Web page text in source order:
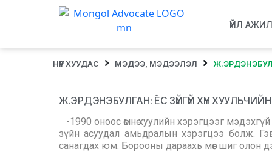
ҮЙЛ
НҮҮР ХУУДАС МЭДЭЭ, МЭДЭЭЛЭЛ
Ж.ЭРДЭНЭБУЛГАН: ЁС ЗҮЙГҮЙ ХҮН
-1990 оноос өмнө хуулийн хэрэгцээг мэдэхгүй амьдралаа өнгөрөөдөг хүмүүс байдаг байлаа. Одоо бол хууль эрх зүйн асуудал амьдралын хэрэгцээ болж. Гэвч энэ хэрэгцээгээ давсан хуульчид бий болж байх шиг санагдах юм. Борооны дараахь мөөг шиг олон дээд сургууль бий болжээ. Та энэ асуудлыг юу гэж дүгнэдэг вэ? Юуны өмнө олны унших дуртай долоо хоног тутмын “Open door” сонины унишигч олон та бүхэнд энэ өдрийн мэнд дэвшүүлье. Та 90-ээд оны асуудлыг асуултандаа хөндлөө. Би тэр үеийн оюутан. Тухайн үеийн хууль зүйн сургуулийн онцлог, хууль эрх зүйн асуудлын нийгмийн хэрэгцээ ямар байсныг өнөөдөртэй харьцуулах аргагүй. Жишээлбэл, Монгол Улсын Засгийн газрын 1994 оны 2 дугаар сарын 18-ны өдөр “Хууль зүйн мэргэжлийн боловсон хүчин бэлтгэх, давтан сургах арга хэмжээний тухай” 46 дугаар тогтоолоор тус улсад хууль зүйн мэргэжлийн боловсон хүчин бэлтгэх одоогийн тогтолцоог өөрчлөн шинэчлэх,өргөжүүлэх чиглэл удирдамж өгсөн юм. Энэ дагуу 1994 оны 2 дугаар сарын 28-ны өдөр Монгол Улсын Шинжлэх Ухаан Боловсролын сайд, Монгол Улсын Хууль зүйн сайдын “Хууль зүйн дээд сургууль байгуулах тухай” 53/27 дугаар тоот хамтарсан тушаал гарч, МУҮИС, ШУА-ийн дундын Хууль зүйн сургалт-эрдэм шинжилгээний хүрээлэн, Хууль зүйн Яамны дэргэдэх хууль судлалын төвийг нэгтгэн хууль зүйн эрдэм шинжилгээ, сургалт, хуульчдын мэргэжил дээшлүүлэх үндсэн үүрэг бүхий Хууль зүйн дээд сургуулийг МУИС-ийн бүрэлдэхүүн сургууль болгох шийдвэр гарч дээд боловсролтой хуульчдын бэлтгэх асуудалд онцгой анхаарсан. Үүнээс өмнө МУИС-ын Нийгмийн ухааны факультетийн хуулийн тэнхимд дээд мэргэжилтэй эрх зүйчдийг бэлтгэдэг байлаа шүү дээ. Манай сургууль чинь дээд боловсролтой, эрх зүйч мэргэжилтэн бэлтгээд 58 жил болж байна. -Таны болон Таны өмнөх үед Монгол улс даяараа хууль эрх зүйн дээд мэргэжил эзэмших гээд нэг ангид 30 орчим л оюутан байдаг байсан гэсэн үг үү? -Тийм. Манай ангид гэхэд л аймаг бүрээс ирсэн 20 гаруй оюутан байсан. Гэхдээ бидний өмнөх төгсөлтийн ангиуд мөрдөн, аж ахуйн анги гээд 30, 40 оюутан байдаг байсан юм билээ. -Хууль эрх зүйн мэдлэгийн хэрэгцээ бага байж. Гэхдээ чамгүй олон оюутан гадаад сурдаг байсан байх… -Харин тийм. Би яг наадахь асуудлыг чинь ярих гэж байлаа.(инээв.) Тухайн үед хуульч мэргэжлээр дотооддоо мэргэжилтэн бэлтгэдэг ганц сургууль нь МУИС байсан. Мөн Хууль цаазны дунд сургуульд хуульчдыг бэлтгэж байв. 1970, 80-аад оны хуульчдын маань нилээд хувь нь энэ сургуулийн төгсөгчид. Тусгай дунд боловсролтой шүүгч, прокурор, өмгөөлөгчид олон байдаг байв. Ийм учраас бодлогоор энэ тусгай дунд боловсролтой хүмүүсээ дээд мэргэжилтэй болгохыг төр засаг дэмжиж Хууль цаазын дунд сургууль төгссөн хүмүүсээ их сургуульд 2,5 жилээр дахин суралцуулж дээд боловсрол олгохоор олны ярьдагаар түргэний анги гэдгийг нээсэн. Ингэж дүйцүүлж сургасны үр дүнд дээд боловсролтой хуульчид төрж гарч байв. Мөн үүний зэрэгцээ тухайн үеийн Зөвлөлт Холбоот улс болон дотоодод одоогийн Хууль Сахиулах Их сургуулиуд хуульчдыг бөөнөөр нь бэлтгэдэг байв. Ингэж хуулийн систем маань хуульчдаар хангагдаж ирсэн. Өнөөдрийн нийгэмд хуульчдын хэрэгцээ хангагдсан уу? Манай улсад хуульч хангалттай учир олон хуульч бэлтгэх шаардлагагүй, зах зээл хангагдаж, ажлын байр нь ховордлоо гэдэг. Энэ нь 2 талтай. Үнэхээр энэ мэргэжлээр сураад цаашид сайн мэргэжилтэн болох хүсэл зорилготой нэг хэсэг бий. Нөгөө талд нь эрх зүйт нийгэмд хувь хүн өөрөө хууль зүйн мэдлэгтэй болоё гэдэг асуудал давхар тавигддаг. Заавал шүүгч, прокурор, өмгөөлөгч болох гэсэн юм биш ээ гэдэг. -Нээрэн тийм явдал бий шүү. Түүний нэг амьд жишээ би байна. -Тийм шүү.(инээв.) Диплом аваад цаашдаа энэ мэргэжлээр ажилах уу, үгүй юу гэдэг олон шалгуураар шүүгдээд явдаг. Би үүнийг хүмүүсийн хууль зүйн мэдлэгийн эрэлт хэрэгцээтэй холбож ойлгож байгаа. “Хүн тэнгэрийн дор төрж, хуулийн дор амьдардаг” гэдэг шүү дээ. Энэ мэргэжлээр төгссөн хүн заавал хуульч болох албагүй юм. Ийм ч учраас энэ мэргэжлээр суралцах сонирхолтой хүмүүсийн эрэлт буурахгүй байна. -Тэгвэл чанарын асуудал гэж бий. Хүнээс мөнгө авчихаад түүнд нь таарсан мэдлэг олгож байна уу гэдэг чинь бас сонин. Тэгэхгүй байгаа бол чинь цаад утгаараа бусармаг явдал. -Ер нь бол хэцүү юм бий. (инээв.) Манай сургуулийн хувьд Монгол улсдаа эрх зүйч бэлтгэдэг яах